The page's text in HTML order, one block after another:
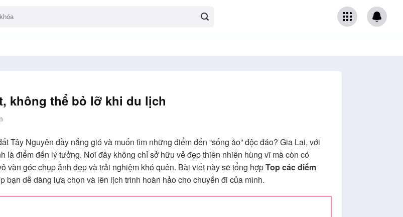
không thể bỏ lỡ khi du lịch
Tây Nguyên đầy nắng gió và muốn tìm những điểm đến “sống ảo” độc đáo? Gia Lai, với
là điểm đến lý tưởng. Nơi đây không chỉ sở hữu vẻ đẹp thiên nhiên hùng vĩ mà còn có
vàn góc chụp ảnh đẹp và trải nghiệm khó quên. Bài viết này sẽ tổng hợpTop các điểm
bạn dễ dàng lựa chọn và lên lịch trình hoàn hảo cho chuyến đi của mình.